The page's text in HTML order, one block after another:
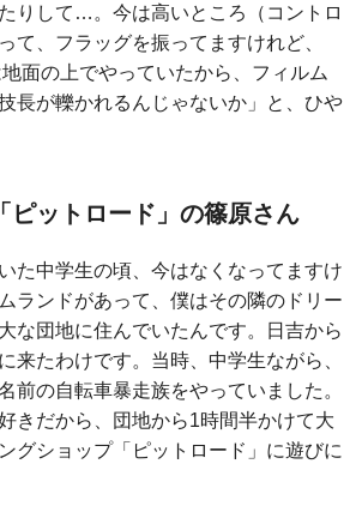
りして…。今は高いところ（コントロ
て、フラッグを振ってますけれど、
面の上でやっていたから、フィルム
長が轢かれるんじゃないか」と、ひや
ピットロード」の篠原さん
た中学生の頃、今はなくなってますけ
ランドがあって、僕はその隣のドリー
な団地に住んでいたんです。日吉から
来たわけです。当時、中学生ながら、
前の自転車暴走族をやっていました。
きだから、団地から1時間半かけて大
グショップ「ピットロード」に遊びに